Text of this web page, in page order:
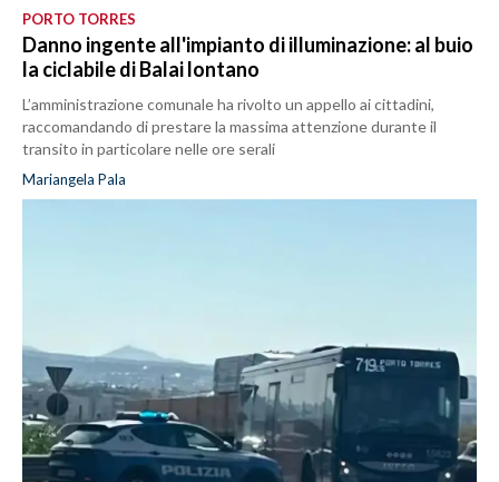
PORTO TORRES
Danno ingente all'impianto di illuminazione: al buio
la ciclabile di Balai lontano
L’amministrazione comunale ha rivolto un appello ai cittadini,
raccomandando di prestare la massima attenzione durante il
transito in particolare nelle ore serali
Mariangela Pala